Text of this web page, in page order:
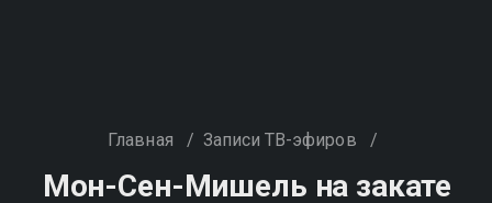
Главная / Записи ТВ-эфиров /
Мон-Сен-Мишель на закате